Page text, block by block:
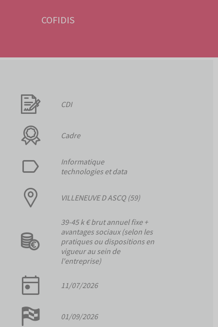
COFIDIS
CDI
Cadre
Informatique
technologies et data
VILLENEUVE D ASCQ (59)
39-45 k € brut annuel fixe +
avantages sociaux (selon les
pratiques ou dispositions en
vigueur au sein de
l'entreprise)
11/07/2026
01/09/2026